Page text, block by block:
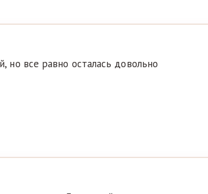
но все равно осталась довольно